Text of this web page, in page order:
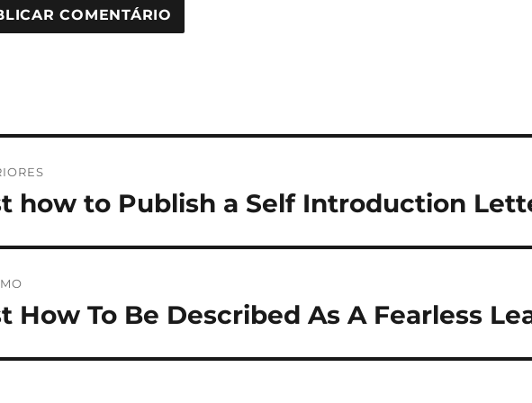
how to Publish a Self Introduction
How To Be Described As A Fearless